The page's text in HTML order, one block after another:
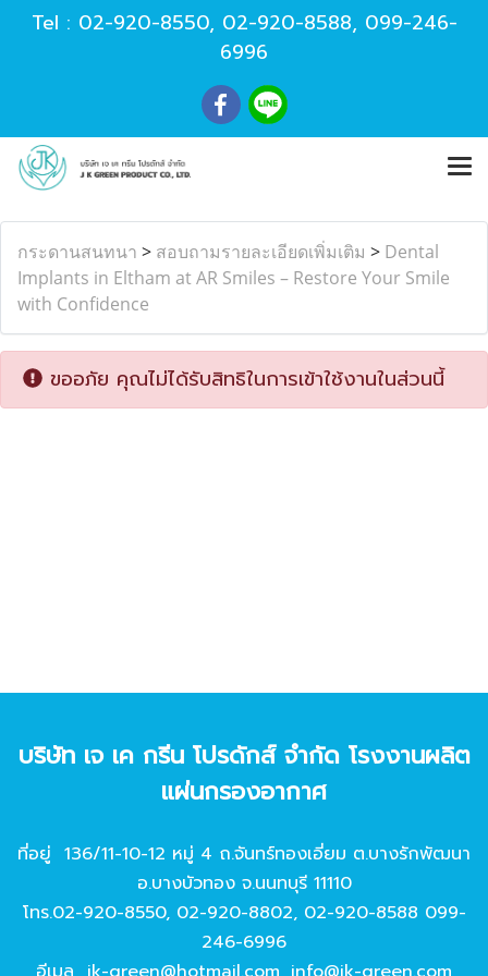
Tel : 02-920-8550, 02-920-8588, 099-246-
6996
กระดานสนทนา > สอบถามรายละเอียดเพิ่มเติม > Dental
Implants in Eltham at AR Smiles – Restore Your Smile
with Confidence
ขออภัย คุณไม่ได้รับสิทธิในการเข้าใช้งานในส่วนนี้
บริษัท เจ เค กรีน โปรดักส์ จํากัด โรงงานผลิต
แผ่นกรองอากาศ
ที่อยู่ 136/11-10-12 หมู่ 4 ถ.จันทร์ทองเอี่ยม ต.บางรักพัฒนา
อ.บางบัวทอง จ.นนทบุรี 11110
โทร.02-920-8550, 02-920-8802, 02-920-8588 099-
246-6996